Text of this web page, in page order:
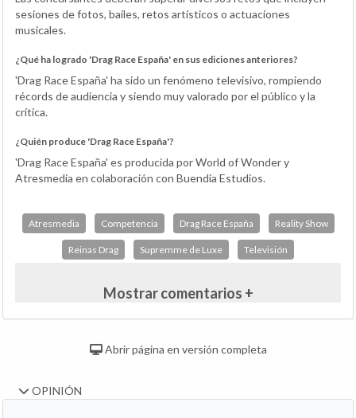
sesiones de fotos, bailes, retos artísticos o actuaciones
musicales.
¿Qué ha logrado 'Drag Race España' en sus ediciones anteriores?
'Drag Race España' ha sido un fenómeno televisivo, rompiendo
récords de audiencia y siendo muy valorado por el público y la
crítica.
¿Quién produce 'Drag Race España'?
'Drag Race España' es producida por World of Wonder y
Atresmedia en colaboración con Buendía Estudios.
Atresmedia Competencia Drag Race España Reality Show
Reinas Drag Supremme de Luxe Televisión
Mostrar comentarios +
Abrir página en versión completa
OPINIÓN